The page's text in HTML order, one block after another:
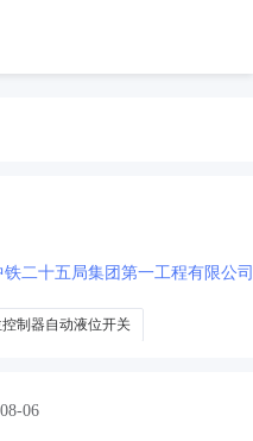
铁二十五局集团第一工程有限公
制器自动液位开关
06